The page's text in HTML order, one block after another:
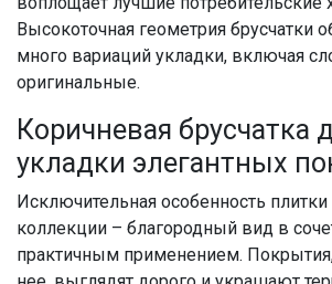
Высокоточная геометрия брусчатки
много вариаций укладки, включая
оригинальные.
Коричневая брусчатка
укладки элегантных
Исключительная особенность плитки
коллекции – благородный вид в
практичным применением.